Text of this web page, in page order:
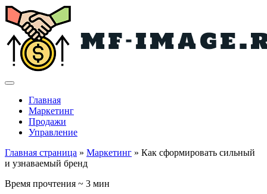
Главная
Маркетинг
Продажи
Управление
Главная страница » Маркетинг » Как сформировать сильный
и узнаваемый бренд
Время прочтения ~ 3 мин